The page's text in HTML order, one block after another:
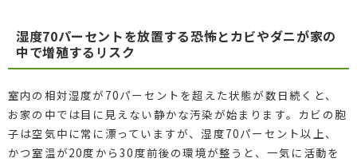
湿度70パーセントを放置する恐怖とカビやダニが家の
中で増殖するリスク
室内の相対湿度が70パーセントを超えた状態が数日続くと、
お家の中では目に見えない静かな汚染が始まります。カビの胞
子は空気中に常に漂っていますが、湿度70パーセント以上、
かつ室温が20度から30度前後の環境が整うと、一気に活動を